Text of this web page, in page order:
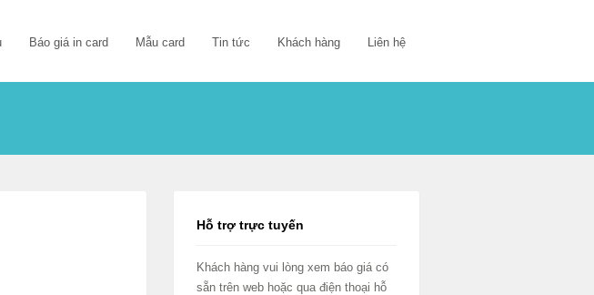
Báo giá in card Mẫu card Tin tức Khách hàng Liên hệ
Hỗ trợ trực tuyến
Khách hàng vui lòng xem báo giá có
sẵn trên web hoặc qua điện thoại hỗ